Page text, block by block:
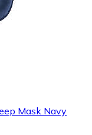
Mask Navy